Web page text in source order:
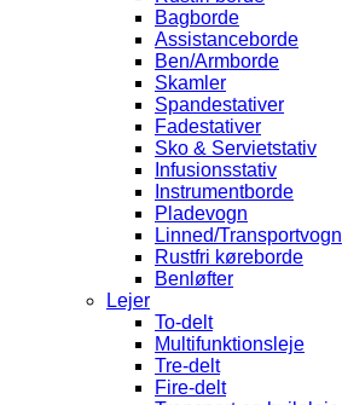
Bagborde
Assistanceborde
Ben/Armborde
Skamler
Spandestativer
Fadestativer
Sko & Servietstativ
Infusionsstativ
Instrumentborde
Pladevogn
Linned/Transportvogn
Rustfri køreborde
Benløfter
Lejer
To-delt
Multifunktionsleje
Tre-delt
Fire-delt